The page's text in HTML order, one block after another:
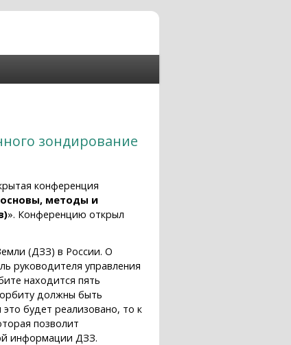
зондирование
конференция
методы и
». Конференцию открыл
(ДЗЗ) в России. О
руководителя управления
находится пять
должны быть
будет реализовано, то к
позволит
информации ДЗЗ.